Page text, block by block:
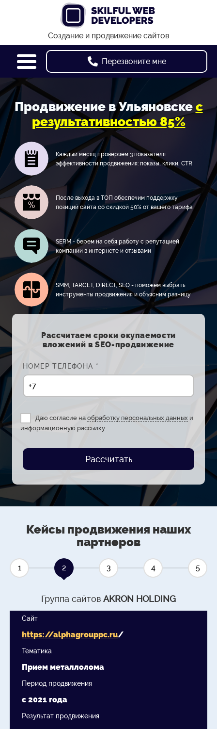
Создание и продвижение сайтов
Перезвоните мне
Продвижение в Ульяновске с
результативностью 85%
Каждый месяц проверяем 3 показателя
эффективности продвижения: показы, клики, CTR
После выхода в ТОП обеспечим поддержку
позиций сайта со скидкой 50% от вашего тарифа
SERM - берем на себя работу с репутацией
компании в интернете и отзывами
SMM, TARGET, DIRECT, SEO - поможем выбрать
инструменты продвижения и объясним разницу
Рассчитаем сроки окупаемости
вложений в SEO-продвижение
НОМЕР ТЕЛЕФОНА *
Даю согласие на обработку персональных данныхи
информационную рассылку
Рассчитать
Кейсы продвижения наших
партнеров
1 2 3 4 5
Группа сайтов AKRON HOLDING
Сайт
https://alphagrouppc.ru/
Тематика
Прием металлолома
Период продвижения
с 2021 года
Результат продвижения